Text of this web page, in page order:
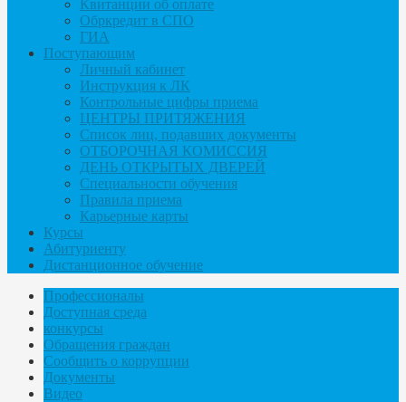
Квитанции об оплате
Обркредит в СПО
ГИА
Поступающим
Личный кабинет
Инструкция к ЛК
Контрольные цифры приема
ЦЕНТРЫ ПРИТЯЖЕНИЯ
Список лиц, подавших документы
ОТБОРОЧНАЯ КОМИССИЯ
ДЕНЬ ОТКРЫТЫХ ДВЕРЕЙ
Специальности обучения
Правила приема
Карьерные карты
Курсы
Абитуриенту
Дистанционное обучение
Профессионалы
Доступная среда
конкурсы
Обращения граждан
Сообщить о коррупции
Документы
Видео